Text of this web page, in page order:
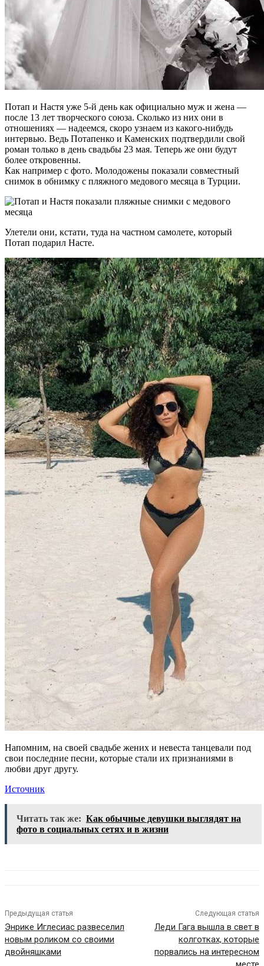
Потап и Настя уже 5-й день как официально муж и жена —
после 13 лет творческого союза. Сколько из них они в
отношениях — надеемся, скоро узнаем из какого-нибудь
интервью. Ведь Потапенко и Каменских подтвердили свой
роман только в день свадьбы 23 мая. Теперь же они будут
более откровенны.
Как например с фото. Молодожены показали совместный
снимок в обнимку с пляжного медового месяца в Турции.
Улетели они, кстати, туда на частном самолете, который
Потап подарил Насте.
Напомним, на своей свадьбе жених и невеста танцевали под
свои последние песни, которые стали их признаниями в
любви друг другу.
Источник
Читать так же: Как обычные девушки выглядят на
фото в социальных сетях и в жизни
Предыдущая статья
Энрике Иглесиас развеселил
новым роликом со своими
двойняшками
Следующая статья
Леди Гага вышла в свет в
колготках, которые
порвались на интересном